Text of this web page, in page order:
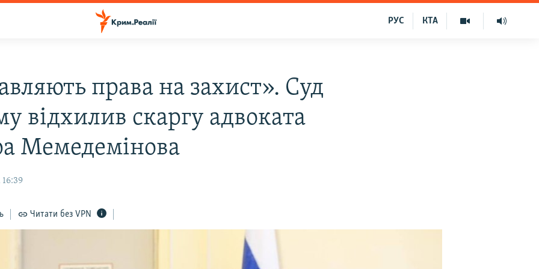
КТА
РУС
права на захист». Суд
відхилив скаргу адвоката
Мемедемінова
16:39
Читати без VPN